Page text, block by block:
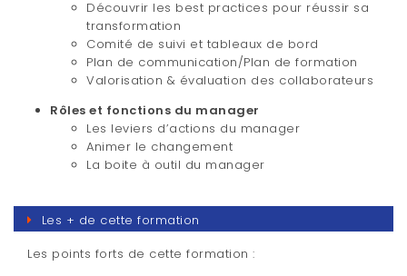
Découvrir les best practices pour réussir sa
transformation
Comité de suivi et tableaux de bord
Plan de communication/Plan de formation
Valorisation & évaluation des collaborateurs
Rôles et fonctions du manager
Les leviers d’actions du manager
Animer le changement
La boite à outil du manager
Les + de cette formation
Les points forts de cette formation :